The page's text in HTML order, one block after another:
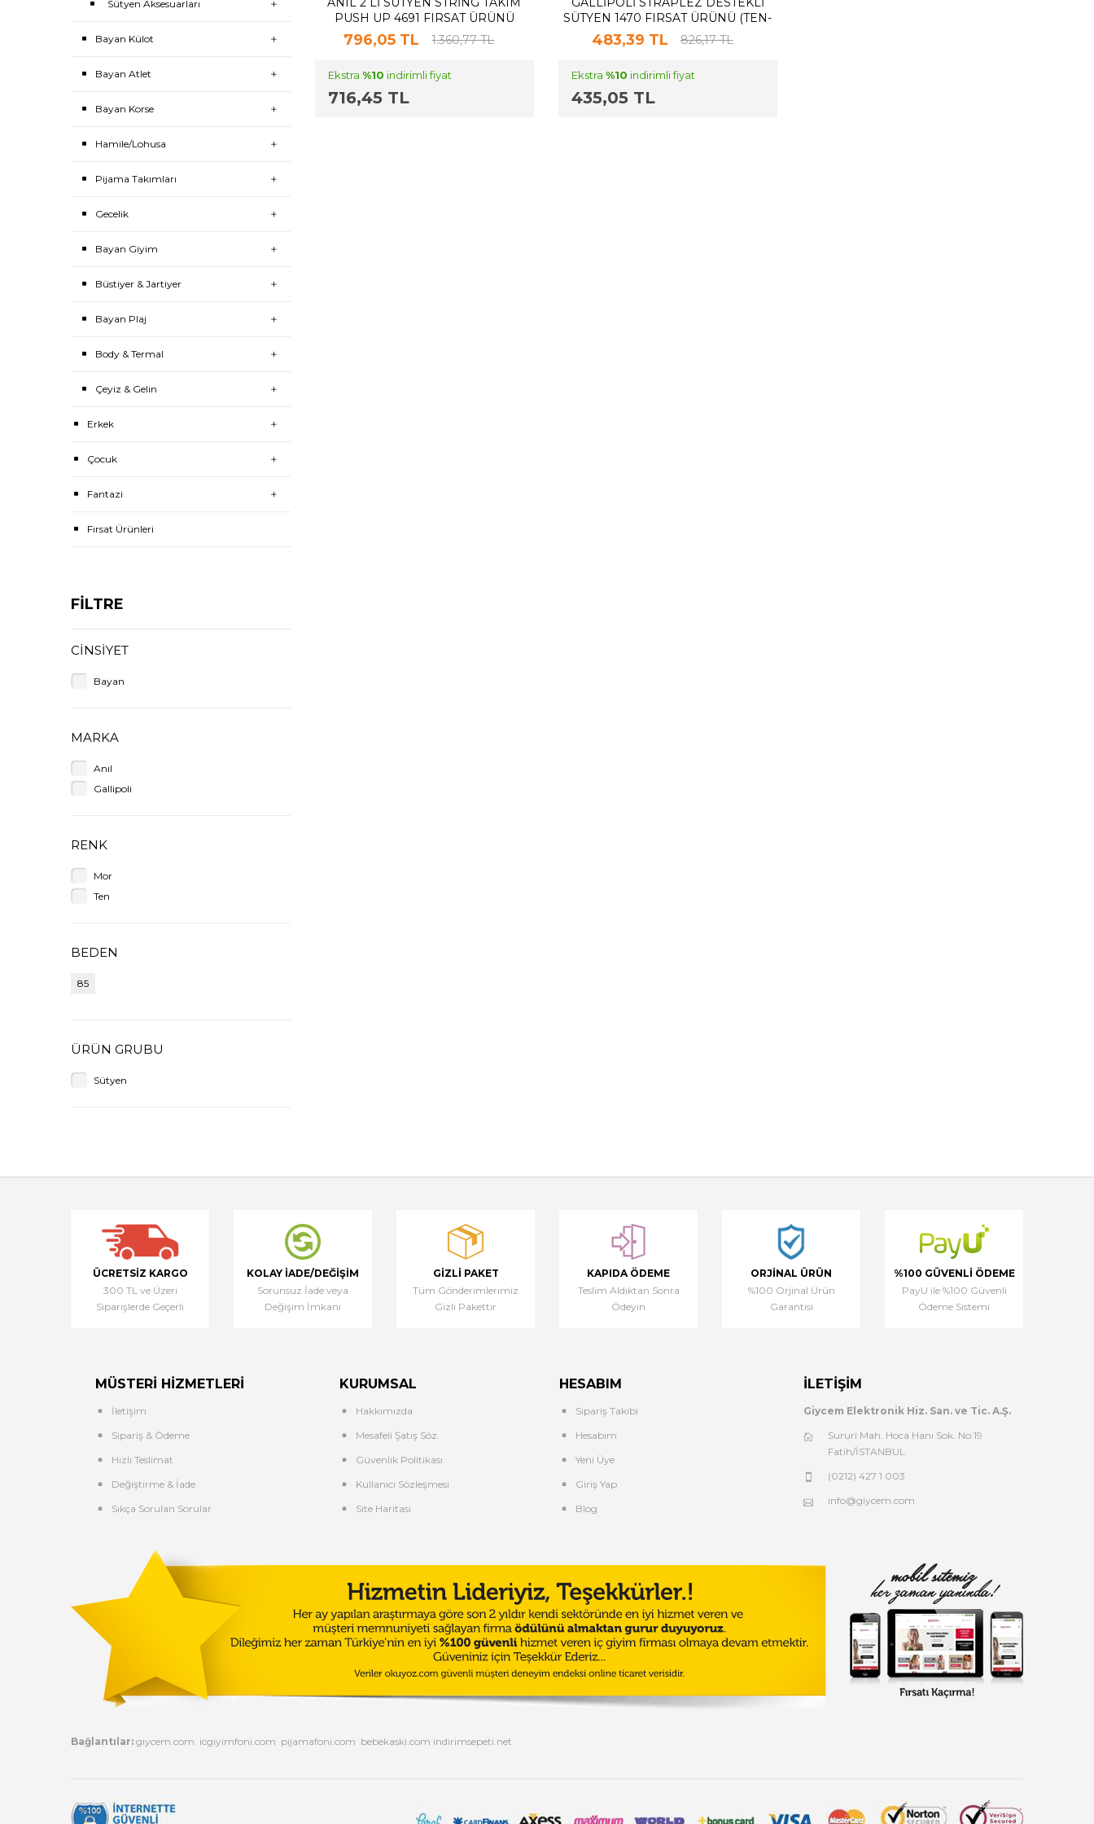
Sütyen Aksesuarları
Bayan Külot
Bayan Atlet
Bayan Korse
Hamile/Lohusa
Pijama Takımları
Gecelik
Bayan Giyim
Büstiyer & Jartiyer
Bayan Plaj
Body & Termal
Çeyiz & Gelin
Erkek
Çocuk
Fantazi
Fırsat Ürünleri
FİLTRE
CINSIYET
Bayan
MARKA
Anıl
Gallipoli
RENK
Mor
Ten
BEDEN
85
ÜRÜN GRUBU
Sütyen
PUSH UP 4691 FIRSAT ÜRÜNÜ
(MOR-85B)1.360,77 TL
796,05 TL
Ekstra %10 indirimli fiyat
716,45 TL
SÜTYEN 1470 FIRSAT ÜRÜNÜ (TEN-
85B) 826,17 TL
483,39 TL
Ekstra %10 indirimli fiyat
435,05 TL
ÜCRETSIZ KARGO
300 TL ve Üzeri
Siparişlerde Geçerli
KOLAY İADE/DEĞIŞIM
Sorunsuz İade veya
Değişim İmkanı
GIZLI PAKET
Tüm Gönderimlerimiz
Gizli Pakettir
KAPIDA ÖDEME
Teslim Aldıktan Sonra
Ödeyin
ORJINAL ÜRÜN
%100 Orjinal Ürün
Garantisi
%100 GÜVENLI ÖDEME
PayU ile %100 Güvenli
Ödeme Sistemi
MÜSTERI HIZMETLERI
İletişim
Sipariş & Ödeme
Hızlı Teslimat
Değiştirme & İade
Sıkça Sorulan Sorular
KURUMSAL
Hakkımızda
Mesafeli Şatış Söz.
Güvenlik Politikası
Kullanıcı Sözleşmesi
Site Haritası
HESABIM
Sipariş Takibi
Hesabım
Yeni Üye
Giriş Yap
Blog
İLETIŞIM
Giycem Elektronik Hiz. San. ve Tic. A.Ş.
Sururi Mah. Hoca Hanı Sok. No:19
Fatih/İSTANBUL
(0212) 427 1 003
info@giycem.com
Bağlantılar: giycem.com icgiyimfoni.com pijamafoni.com bebekaski.com indirimsepeti.net